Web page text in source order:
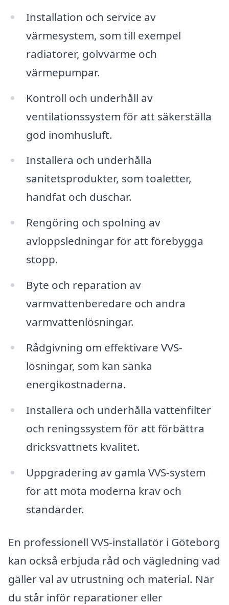
Installation och service av
värmesystem, som till exempel
radiatorer, golvvärme och
värmepumpar.
Kontroll och underhåll av
ventilationssystem för att säkerställa
god inomhusluft.
Installera och underhålla
sanitetsprodukter, som toaletter,
handfat och duschar.
Rengöring och spolning av
avloppsledningar för att förebygga
stopp.
Byte och reparation av
varmvattenberedare och andra
varmvattenlösningar.
Rådgivning om effektivare VVS-
lösningar, som kan sänka
energikostnaderna.
Installera och underhålla vattenfilter
och reningssystem för att förbättra
dricksvattnets kvalitet.
Uppgradering av gamla VVS-system
för att möta moderna krav och
standarder.
En professionell VVS-installatör i Göteborg
kan också erbjuda råd och vägledning vad
gäller val av utrustning och material. När
du står inför reparationer eller